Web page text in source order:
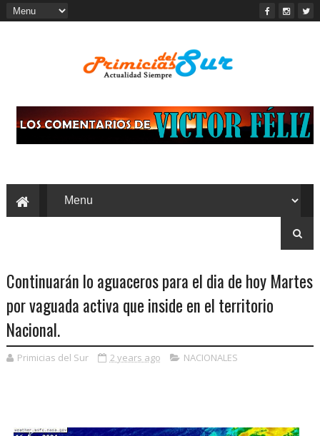
Continuarán lo aguaceros para el dia de hoy Martes
por vaguada activa que inside en el territorio
Nacional.
Primicias del Sur 2 years ago NACIONALES